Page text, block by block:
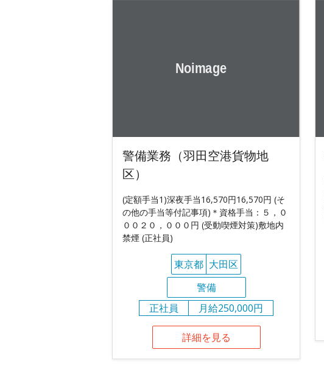
警備業務（羽田空港貨物地
区）
(定額手当1)深夜手当16,570円16,570円 (そ
の他の手当等付記事項)＊資格手当：５，０
００２０，０００円 (受動喫煙対策)敷地内
禁煙 (正社員)
東京都 大田区
警備
正社員
月給250,000円
詳細を見る